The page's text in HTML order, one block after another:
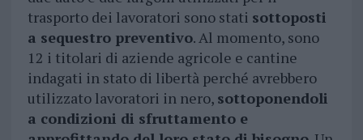
trasporto dei lavoratori sono stati sottoposti
a sequestro preventivo. Al momento, sono
12 i titolari di aziende agricole e cantine
indagati in stato di libertà perché avrebbero
utilizzato lavoratori in nero, sottoponendoli
a condizioni di sfruttamento e